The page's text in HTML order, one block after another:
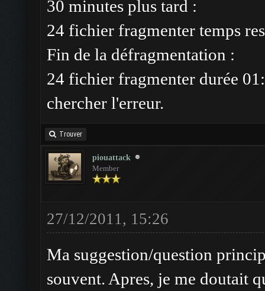
30 minutes plus tard :
24 fichier fragmenter temps
Fin de la défragmentation :
24 fichier fragmenter durée
chercher l'erreur.
Trouver
piouattack
Member
27/12/2011, 15:26
Ma suggestion/question
souvent. Apres, je me doutait